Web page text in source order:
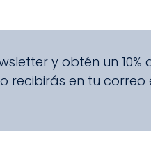
y obtén un
recibirás en tu